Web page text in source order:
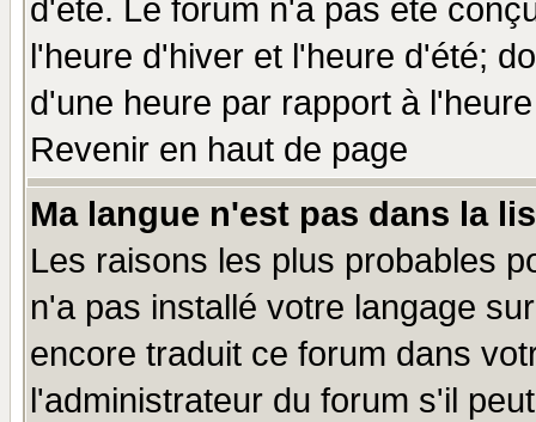
d'été. Le forum n'a pas été
l'heure d'hiver et l'heure d'été;
d'une heure par rapport à
Revenir en haut de page
Ma langue n'est pas dans la
Les raisons les plus probables
n'a pas installé votre langage
encore traduit ce forum dans
l'administrateur du forum s'il